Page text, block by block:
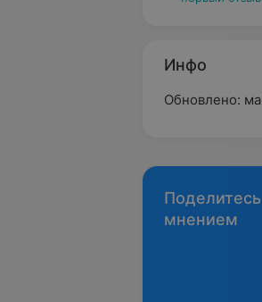
Инфо
Обновлено:
Поделитесь
мнением